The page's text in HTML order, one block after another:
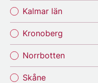
Kalmar län
Kronoberg
Norrbotten
Skåne